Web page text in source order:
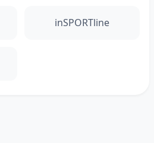
inSPORTline